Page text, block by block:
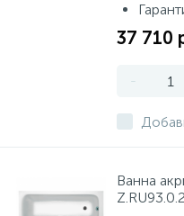
37 710
-
Ванна